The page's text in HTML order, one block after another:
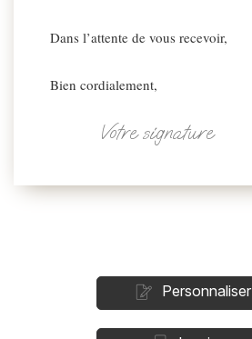
Dans l’attente de vous recevoir,
Bien cordialement,
Votre signature
Personnaliser